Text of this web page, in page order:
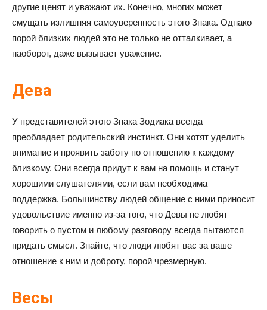
другие ценят и уважают их. Конечно, многих может
смущать излишняя самоуверенность этого Знака. Однако
порой близких людей это не только не отталкивает, а
наоборот, даже вызывает уважение.
Дева
У представителей этого Знака Зодиака всегда
преобладает родительский инстинкт. Они хотят уделить
внимание и проявить заботу по отношению к каждому
близкому. Они всегда придут к вам на помощь и станут
хорошими слушателями, если вам необходима
поддержка. Большинству людей общение с ними приносит
удовольствие именно из-за того, что Девы не любят
говорить о пустом и любому разговору всегда пытаются
придать смысл. Знайте, что люди любят вас за ваше
отношение к ним и доброту, порой чрезмерную.
Весы